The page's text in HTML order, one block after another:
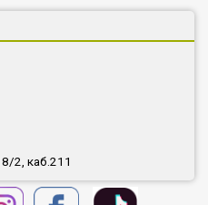
2, каб.211